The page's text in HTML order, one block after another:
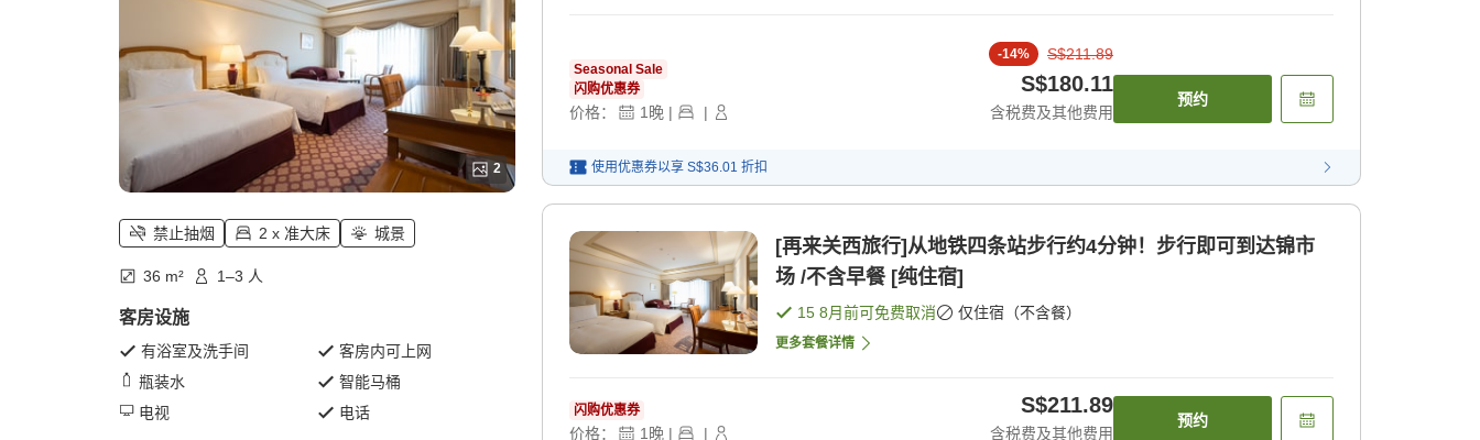
2
禁止抽烟 2 x 准大床 城景
36 m² 1–3 人
客房设施
有浴室及洗手间
客房内可上网
瓶装水
智能马桶
电视
电话
Seasonal Sale
闪购优惠券
价格： 1 晚 | |
-14% S$211.89
S$180.11
含税费及其他费用
预约
使用优惠券以享 S$36.01 折扣
[再来关西旅行]从地铁四条站步行约4分钟！步行即可到达锦市
场 /不含早餐 [纯住宿]
15 8月前可免费取消 仅住宿（不含餐）
更多套餐详情
闪购优惠券
价格： 1 晚 | |
S$211.89
含税费及其他费用
预约